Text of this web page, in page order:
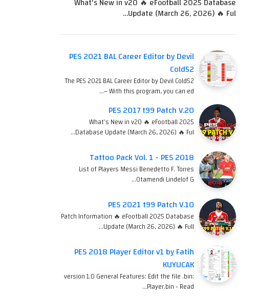
Update (March 26, 2026) 🔥 Ful…
PES 2021 BAL Career Editor by Devil
Cold52
The PES 2021 BAL Career Editor by Devil Cold52
– With this program, you can ed…
PES 2017 t99 Patch V.20
What's New in v20 🔥 eFootball 2025
Database Update (March 26, 2026) 🔥 Ful…
Tattoo Pack Vol. 1 - PES 2018
List of Players Messi Benedetto F. Torres
Otamendi Lindelof G…
PES 2021 t99 Patch V.10
Patch Information 🔥 eFootball 2025 Database
Update (March 26, 2026) 🔥 Full…
PES 2018 Player Editor v1 by Fatih
KUYUCAK
version 1.0 General Features: Edit the file .bin:
Player.bin - Read…